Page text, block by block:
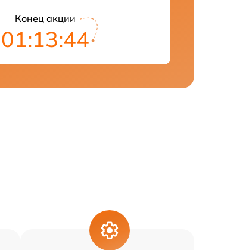
Конец акции
01:13:43